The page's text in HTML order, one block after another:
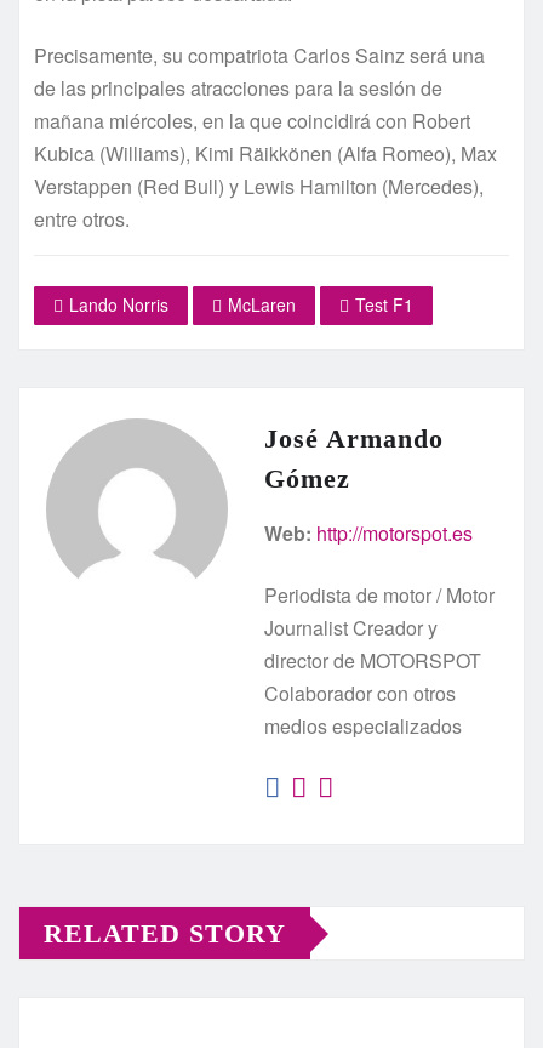
Precisamente, su compatriota Carlos Sainz será una
de las principales atracciones para la sesión de
mañana miércoles, en la que coincidirá con Robert
Kubica (Williams), Kimi Räikkönen (Alfa Romeo), Max
Verstappen (Red Bull) y Lewis Hamilton (Mercedes),
entre otros.
Lando Norris McLaren Test F1
José Armando
Gómez
Web: http://motorspot.es
Periodista de motor / Motor
Journalist Creador y
director de MOTORSPOT
Colaborador con otros
medios especializados
RELATED STORY